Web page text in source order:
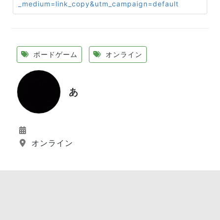
_medium=link_copy&utm_campaign=default
ボードゲーム オンライン
あ
オンライン